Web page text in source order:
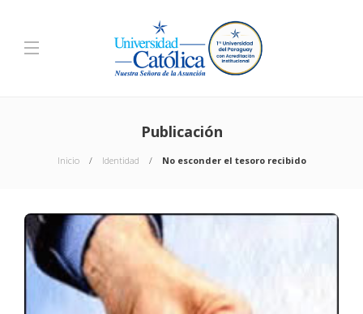
Publicación
Inicio Identidad No esconder el tesoro recibido